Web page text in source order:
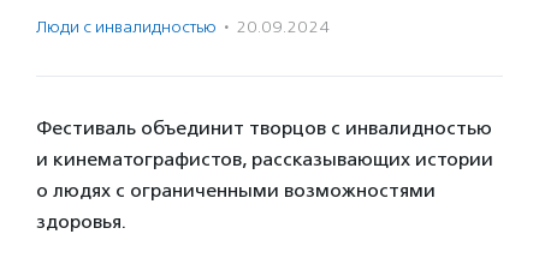
Люди с инвалидностью · 20.09.2024
Фестиваль объединит творцов с инвалидностью
и кинематографистов, рассказывающих истории
о людях с ограниченными возможностями
здоровья.